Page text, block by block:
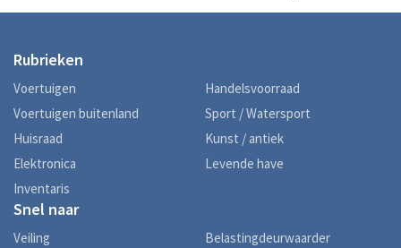
Rubrieken
Voertuigen
Voertuigen buitenland
Huisraad
Elektronica
Inventaris
Handelsvoorraad
Sport / Watersport
Kunst / antiek
Levende have
Snel naar
Veiling
Belastingdeurwaarder